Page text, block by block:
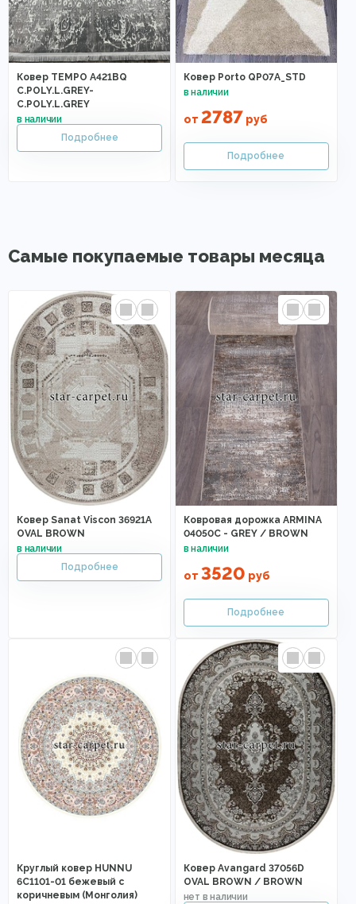
Ковер TEMPO A421BQ
C.POLY.L.GREY-
C.POLY.L.GREY
Ковер Porto QP07A_STD
от 2787 руб
Самые покупаемые товары месяца
Ковер Sanat Viscon 36921A
OVAL BROWN
Ковровая дорожка ARMINA
04050C - GREY / BROWN
от 3520 руб
Круглый ковер HUNNU
6C1101-01 бежевый с
коричневым (Монголия)
Ковер Avangard 37056D
OVAL BROWN / BROWN